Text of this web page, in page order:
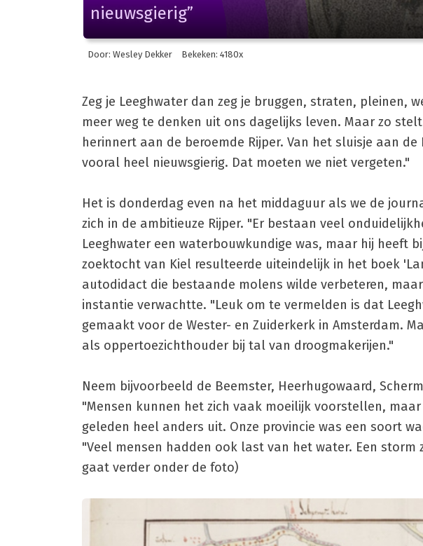
nieuwsgierig”
Door: Wesley Dekker Bekeken: 4180x
Zeg je Leeghwater dan zeg je bruggen, straten, pleinen,
meer weg te denken uit ons dagelijks leven. Maar zo
herinnert aan de beroemde Rijper. Van het sluisje aan
vooral heel nieuwsgierig. Dat moeten we niet vergeten."
Het is donderdag even na het middaguur als we de
zich in de ambitieuze Rijper. "Er bestaan veel
Leeghwater een waterbouwkundige was, maar hij heeft
zoektocht van Kiel resulteerde uiteindelijk in het boek
autodidact die bestaande molens wilde verbeteren,
instantie verwachtte. "Leuk om te vermelden is dat
gemaakt voor de Wester- en Zuiderkerk in Amsterdam.
als oppertoezichthouder bij tal van droogmakerijen."
Neem bijvoorbeeld de Beemster, Heerhugowaard,
"Mensen kunnen het zich vaak moeilijk voorstellen,
geleden heel anders uit. Onze provincie was een soort
"Veel mensen hadden ook last van het water. Een storm
gaat verder onder de foto)